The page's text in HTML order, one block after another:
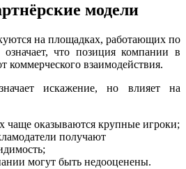
модели
на площадках, работающих по
что позиция компании в
коммерческого взаимодействия.
искажение, но влияет на
чаще оказываются крупные игроки;
получают
могут быть недооценены.